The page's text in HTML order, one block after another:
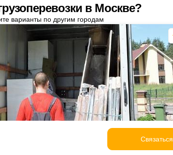
в Москве?
варианты по другим городам
Связаться